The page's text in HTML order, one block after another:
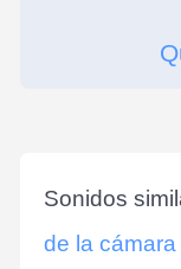
Sonidos
de la